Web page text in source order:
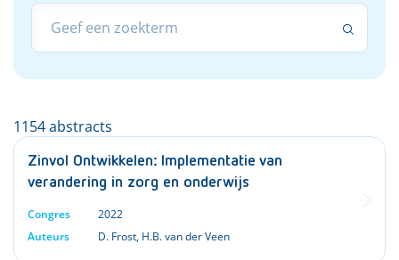
Zoeken
1154 abstracts
Zinvol Ontwikkelen: Implementatie van
verandering in zorg en onderwijs
Congres
2022
Auteurs
D. Frost, H.B. van der Veen